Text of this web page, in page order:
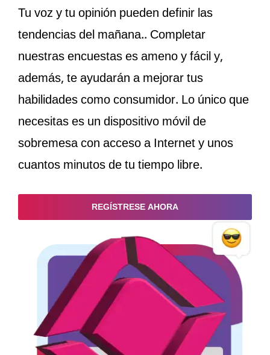
Tu voz y tu opinión pueden definir las
tendencias del mañana.. Completar
nuestras encuestas es ameno y fácil y,
además, te ayudarán a mejorar tus
habilidades como consumidor. Lo único que
necesitas es un dispositivo móvil de
sobremesa con acceso a Internet y unos
cuantos minutos de tu tiempo libre.
REGÍSTRESE AHORA